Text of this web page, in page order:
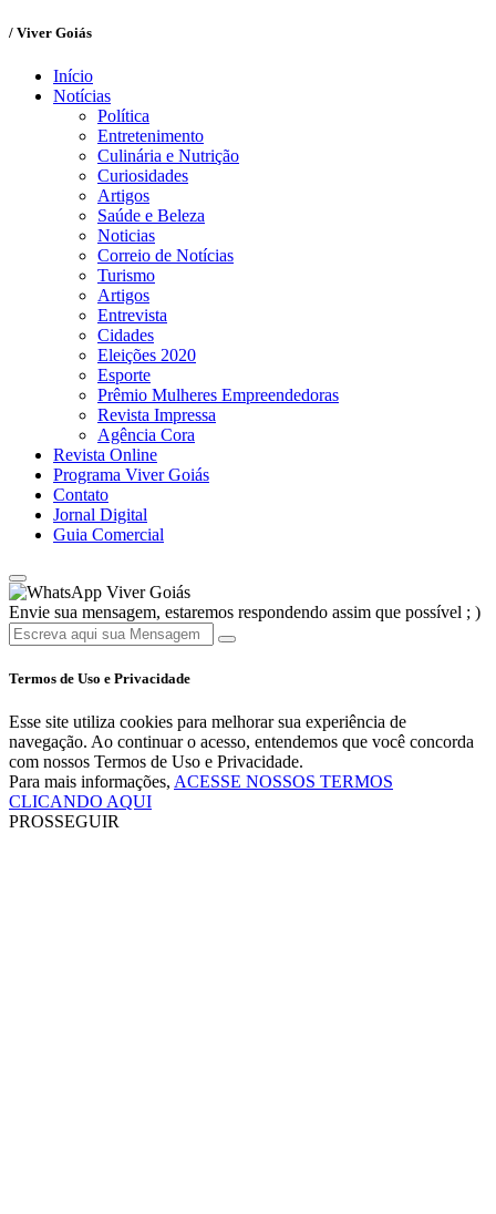
/ Viver Goiás
Início
Notícias
Política
Entretenimento
Culinária e Nutrição
Curiosidades
Artigos
Saúde e Beleza
Noticias
Correio de Notícias
Turismo
Artigos
Entrevista
Cidades
Eleições 2020
Esporte
Prêmio Mulheres Empreendedoras
Revista Impressa
Agência Cora
Revista Online
Programa Viver Goiás
Contato
Jornal Digital
Guia Comercial
Viver Goiás
Envie sua mensagem, estaremos respondendo assim que possível ; )
Termos de Uso e Privacidade
Esse site utiliza cookies para melhorar sua experiência de
navegação. Ao continuar o acesso, entendemos que você concorda
com nossos Termos de Uso e Privacidade.
Para mais informações, ACESSE NOSSOS TERMOS
CLICANDO AQUI
PROSSEGUIR